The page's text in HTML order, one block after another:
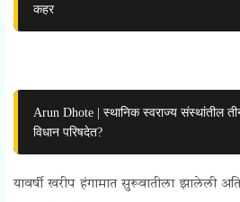
कहर
Arun Dhote | स्थानिक स्वराज्य संस्थांतील
विधान परिषदेत?
यावर्षी खरीप हंगामात सुरूवातीला झालेली